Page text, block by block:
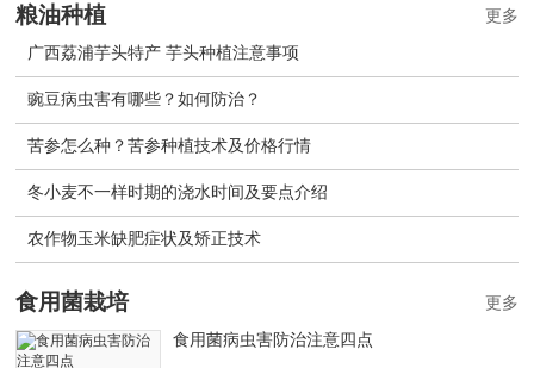
粮油种植
广西荔浦芋头特产 芋头种植注意事项
豌豆病虫害有哪些？如何防治？
苦参怎么种？苦参种植技术及价格行情
冬小麦不一样时期的浇水时间及要点介绍
农作物玉米缺肥症状及矫正技术
更多
食用菌栽培
食用菌病虫害防治注意四点
更多